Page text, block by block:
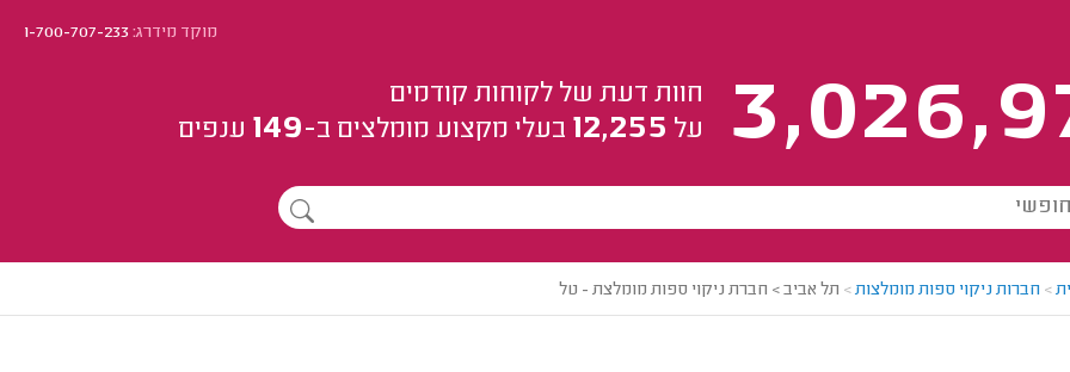
מוקד מידרג:1-700-707-233
חוות דעת של לקוחות קודמים
על 12,255 בעלי מקצוע מומלצים ב-149 ענפים
> חברות ניקוי ספות מומלצות> תל אביב > חברת ניקוי ספות מומלצת - טל